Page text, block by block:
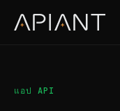
แอป API